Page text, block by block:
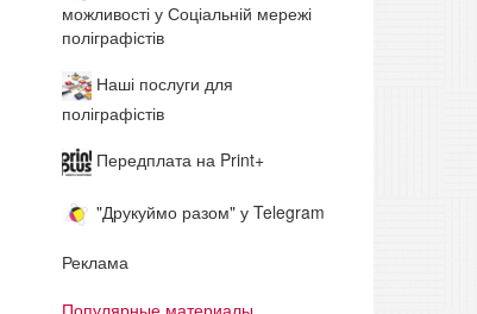
можливості у Соціальній мережі
поліграфістів
Наші послуги для
поліграфістів
Передплата на Print+
"Друкуймо разом" у Telegram
Реклама
Популярные материалы